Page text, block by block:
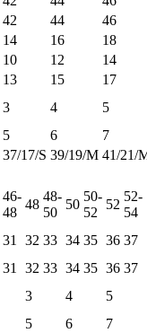
42 44
46
14 16
18
10 12
14
13 15
17
3 4
5
5 6
7
37/17/S 39/19/M 41/21/
46-
48
48
48-
50
50
50-
52
52
52-
54
31 32 33 34 35 36 37
31 32 33 34 35 36 37
3 4
5
5 6 7